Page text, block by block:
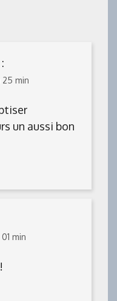
25 min
un aussi bon
min